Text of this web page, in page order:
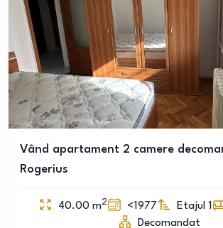
Vând apartament 2 camere
Rogerius
40.00 m2 <1977 Etajul 1
Decomandat